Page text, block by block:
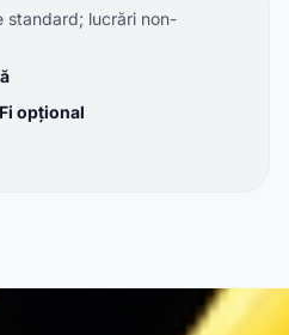
standard; lucrări non-
opțional